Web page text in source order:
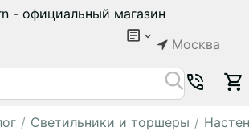
- официальный магазин
Москва
/ Светильники и торшеры /